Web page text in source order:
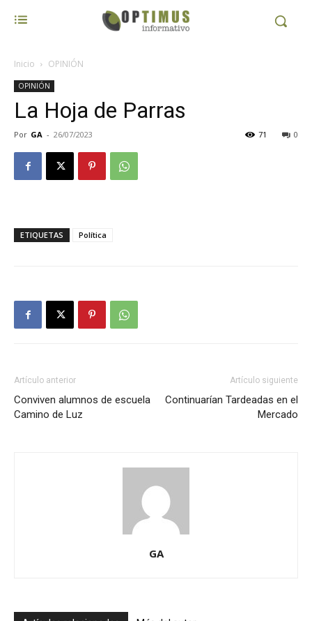
Inicio OPINIÓN
OPINIÓN
La Hoja de Parras
Por GA - 26/07/2023 0
71
ETIQUETAS Política
Artículo anterior
Conviven alumnos de escuela
Camino de Luz
Artículo siguiente
Continuarían Tardeadas en el
Mercado
GA